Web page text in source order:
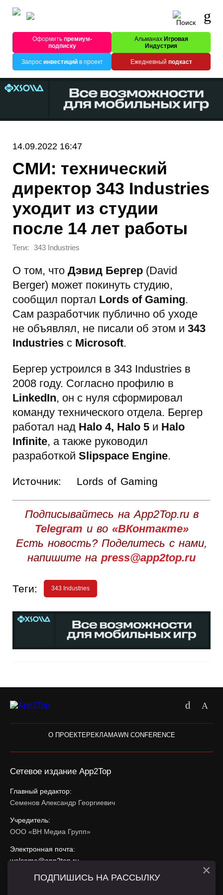
Оформитьпремиум-
подписку
Альманах Игровая
Индустрия
Запрос инвестицийв проект Ежедневный подкаст
14.09.2022 16:47
СМИ: технический
директор 343 Industries
уходит из студии
после 14 лет работы
Теги: 343 Industries
О том, что Дэвид Бергер (David
Berger) может покинуть студию,
сообщил портал Lords of Gaming.
Сам разработчик публично об уходе
не объявлял, не писали об этом и 343
Industries с Microsoft.
Бергер устроился в 343 Industries в
2008 году. Согласно профилю в
LinkedIn, он с нуля сформировал
команду технического отдела. Бергер
работал над Halo 4, Halo 5 и Halo
Infinite, а также руководил
разработкой Slipspace Engine.
Источник: Lords of Gaming
Подписывайтесь на App2Top.ru в
Telegram и во «ВКонтакте»
Есть новость? Поделитесь с нами,
напишите на press@app2top.ru
Теги: 343 Industries
О ПРОЕКТЕРЕКЛАМАWN CONFERENCE
Сетевое издание App2Top
Главный редактор:
Семенов Александр Георгиевич
Учредитель:
ООО «ВН Медиа Групп»
Электронная почта:
welcome@app2top.ru
При использовании материалов активная ссылка на
ПОДПИШИСЬ НА РАССЫЛКУ ×